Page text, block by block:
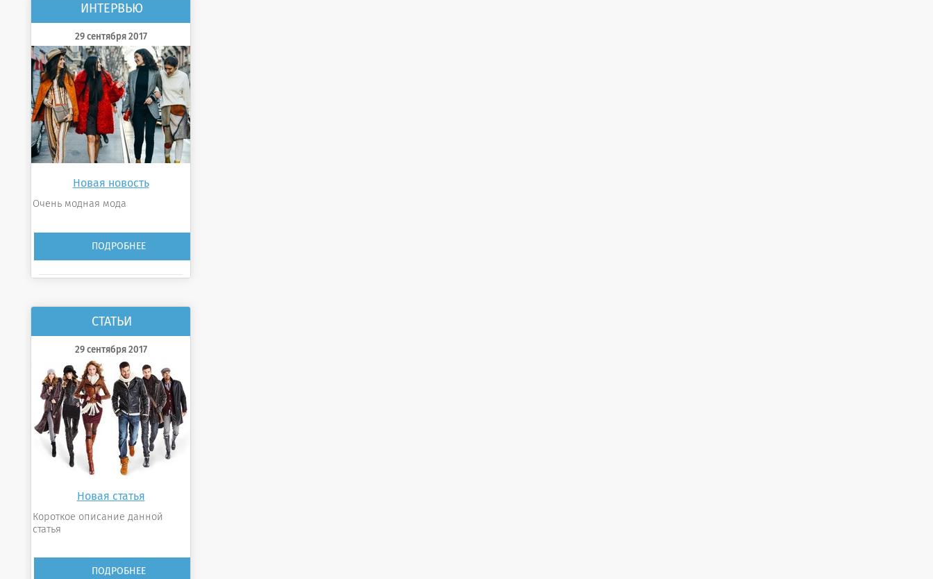
ИНТЕРВЬЮ
29 сентября 2017
Новая новость
Очень модная мода
ПОДРОБНЕЕ
СТАТЬИ
29 сентября 2017
Новая статья
Короткое описание данной
статья
ПОДРОБНЕЕ